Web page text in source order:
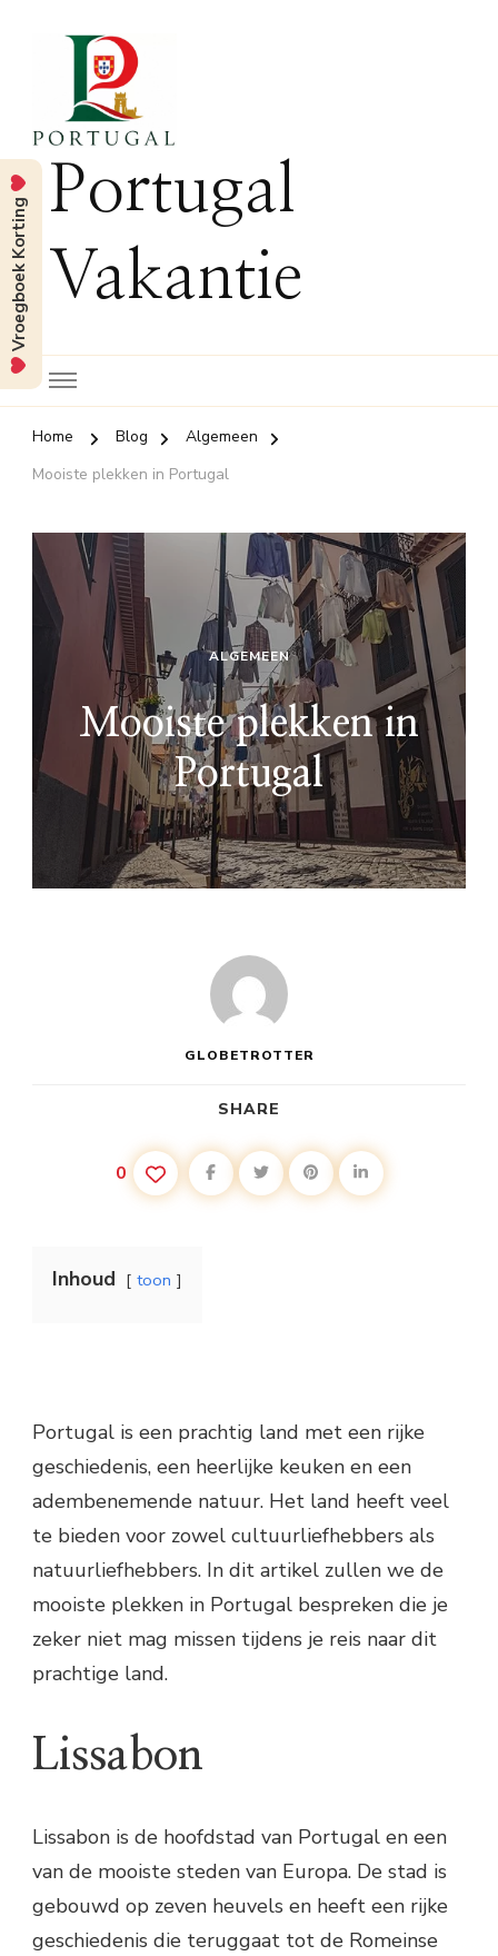
Portugal
Vakantie
Home Blog
Algemeen
Mooiste plekken in Portugal
ALGEMEEN
Mooiste plekken in
Portugal
GLOBETROTTER
SHARE
0
Inhoud toon
Portugal is een prachtig land met een rijke
geschiedenis, een heerlijke keuken en een
adembenemende natuur. Het land heeft veel
te bieden voor zowel cultuurliefhebbers als
natuurliefhebbers. In dit artikel zullen we de
mooiste plekken in Portugal bespreken die je
zeker niet mag missen tijdens je reis naar dit
prachtige land.
Lissabon
Lissabon is de hoofdstad van Portugal en een
van de mooiste steden van Europa. De stad is
gebouwd op zeven heuvels en heeft een rijke
geschiedenis die teruggaat tot de Romeinse
Vroegboek Korting